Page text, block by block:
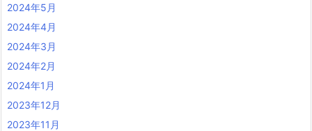
2024年5月
2024年4月
2024年3月
2024年2月
2024年1月
2023年12月
2023年11月